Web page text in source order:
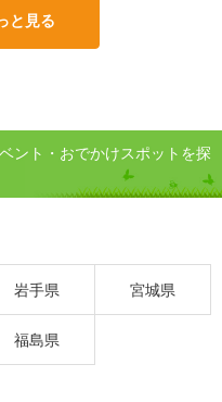
と見る
ント・おでかけスポットを探
岩手県 宮城県
福島県